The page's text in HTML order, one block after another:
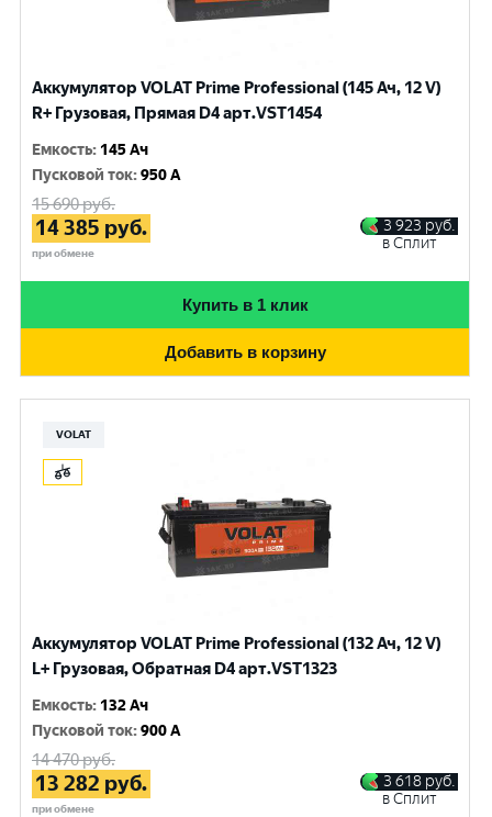
Аккумулятор VOLAT Prime Professional (145 Ач, 12 V)
R+ Грузовая, Прямая D4 арт.VST1454
Емкость: 145 Ач
Пусковой ток:950 A
15 690руб.
14 385 руб.
при обмене
3 923 руб.
в Сплит
Купить в 1 клик
Добавить в корзину
VOLAT
Аккумулятор VOLAT Prime Professional (132 Ач, 12 V)
L+ Грузовая, Обратная D4 арт.VST1323
Емкость: 132 Ач
Пусковой ток:900 A
14 470руб.
13 282 руб.
при обмене
3 618 руб.
в Сплит